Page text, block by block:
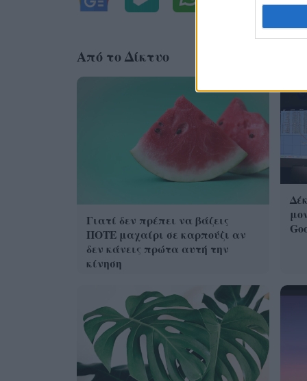
Από το Δίκτυο
Γιατί δεν πρέπει να βάζεις
ΠΟΤΕ μαχαίρι σε καρπούζι αν
δεν κάνεις πρώτα αυτή την
κίνηση